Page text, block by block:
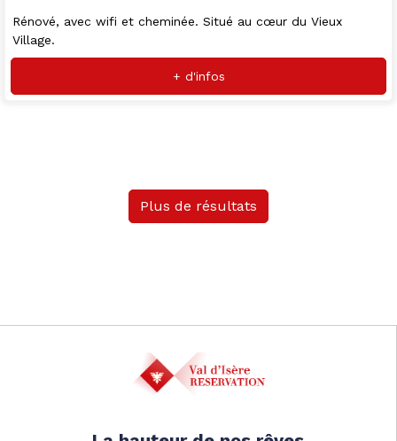
Rénové, avec wifi et cheminée. Situé au cœur du Vieux
Village.
+ d'infos
Plus de résultats